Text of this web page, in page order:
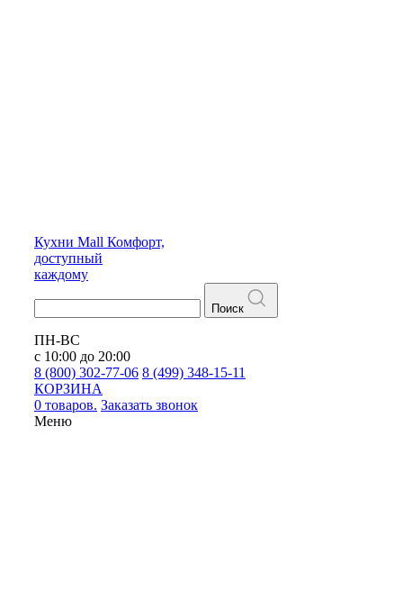
Кухни Mall Комфорт,
доступный
каждому
Поиск
ПН-ВС
с 10:00 до 20:00
8 (800) 302-77-06 8 (499) 348-15-11
КОРЗИНА
0 товаров. Заказать звонок
Меню